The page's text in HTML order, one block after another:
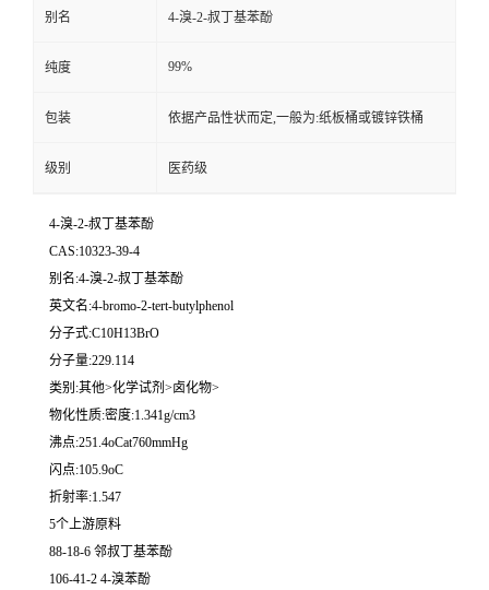
别名 4-溴-2-叔丁基苯酚
纯度 99%
包装 依据产品性状而定,一般为:纸板桶或镀锌铁桶
级别 医药级
4-溴-2-叔丁基苯酚
CAS:10323-39-4
别名:4-溴-2-叔丁基苯酚
英文名:4-bromo-2-tert-butylphenol
分子式:C10H13BrO
分子量:229.114
类别:其他>化学试剂>卤化物>
物化性质:密度:1.341g/cm3
沸点:251.4oCat760mmHg
闪点:105.9oC
折射率:1.547
5个上游原料
88-18-6 邻叔丁基苯酚
106-41-2 4-溴苯酚